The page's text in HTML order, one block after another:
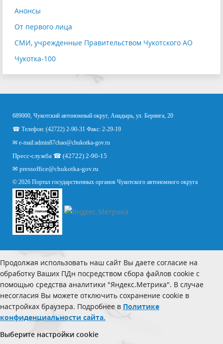
Анонсы
От первого лица
СМИ, учрежденные Правительством Чукотского АО
Чукотка-100
689000, Чукотский автономный округ, Анадырь, ул. Беринга, 20
☎ Телефон: (42722) 2-90-31 Факс: 2-29-19
✉ e-mail:admin87chao@chukotka-gov.ru
Пресс-служба ☎ (42722) 2-90-15
✉ pressoffice@chukotka-gov.ru
© 2026 Портал государственных органов Чукотского автономного округа
Продолжая использовать наш сайт Вы даете согласие на
обработку Ваших ПДн посредством сбора файлов cookie с
помощью средства аналитики "Яндекс.Метрика". В случае
несогласия Вы можете отключить сохранение cookie в
настройках браузера. Подробнее в Политике
конфиденциальности сайта.
Выберите настройки cookie